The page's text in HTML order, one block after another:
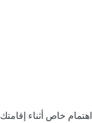
اهتمام خاص أثناء إقامتك